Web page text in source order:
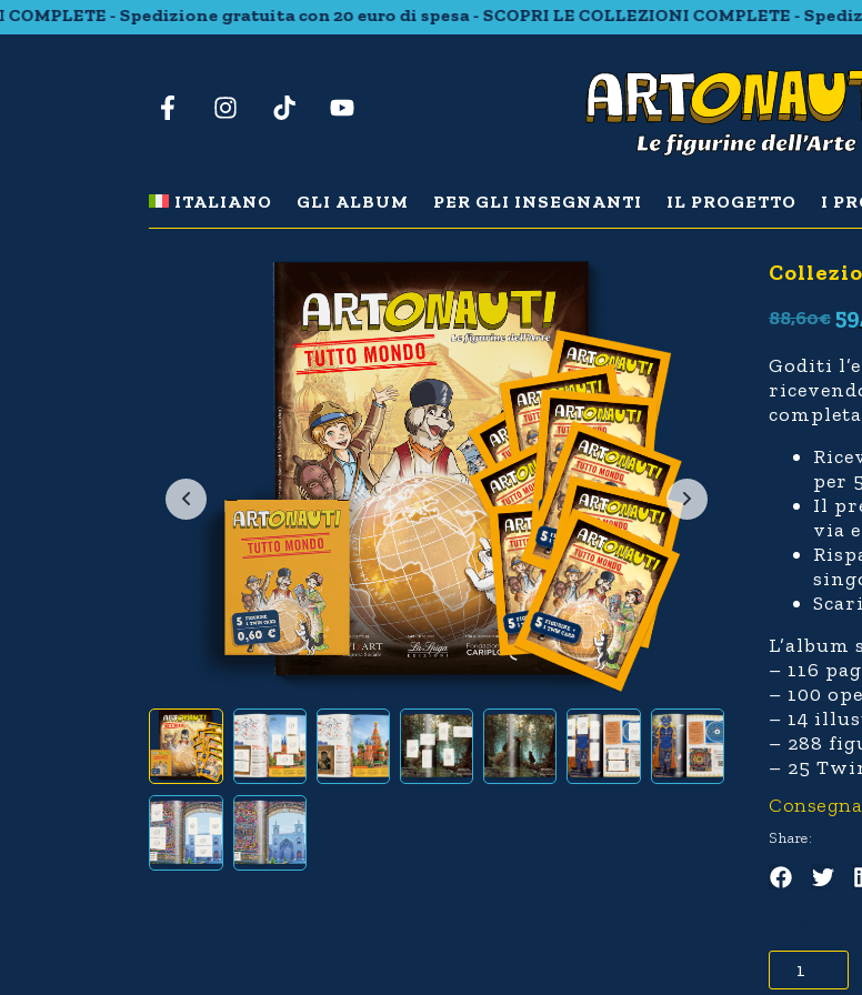
- Spedizione gratuita con 20 euro di spesa - SCOPRI LE COLLEZIONI COMPLETE -
ITALIANO GLI ALBUM PER GLI INSEGNANTI IL PROGETTO I
88,60€
Goditi
per
Il
via
L’album
– 116
– 100
– 14
– 288
– 25
Share: